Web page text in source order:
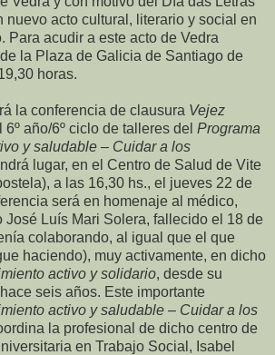
nuevo acto cultural, literario y social en
Para acudir a este acto de Vedra
la Plaza de Galicia de Santiago de
horas.
la conferencia de clausura Vejez
6º año/6º ciclo de talleres del Programa
y saludable – Cuidar a los
lugar, en el Centro de Salud de Vite
a las 16,30 hs., el jueves 22 de
será en homenaje al médico,
José Luís Mari Solera, fallecido el 18 de
colaborando, al igual que el que
haciendo), muy activamente, en dicho
activo y solidario, desde su
seis años. Este importante
activo y saludable – Cuidar a los
la profesional de dicho centro de
en Trabajo Social, Isabel